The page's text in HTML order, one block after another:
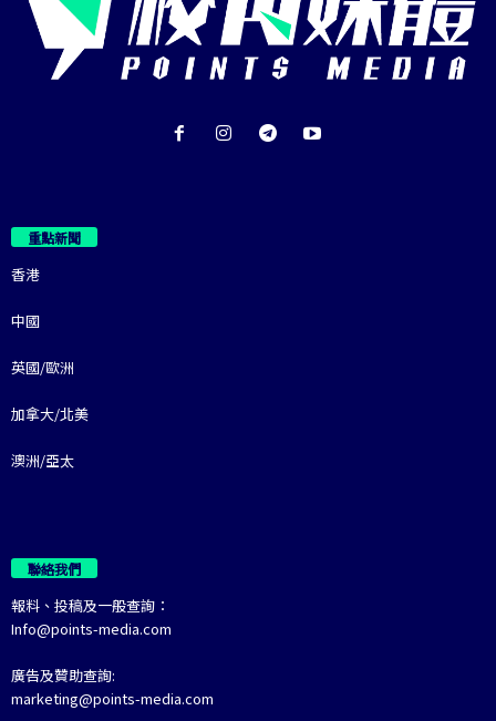
重點新聞
香港
中國
英國/歐洲
加拿大/北美
澳洲/亞太
聯絡我們
報料、投稿及一般查詢：
Info@points-media.com
廣告及贊助查詢:
marketing@points-media.com